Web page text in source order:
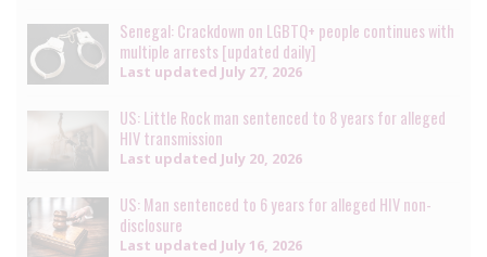
Senegal: Crackdown on LGBTQ+ people continues with
multiple arrests [updated daily]
Last updated July 27, 2026
US: Little Rock man sentenced to 8 years for alleged
HIV transmission
Last updated July 20, 2026
US: Man sentenced to 6 years for alleged HIV non-
disclosure
Last updated July 16, 2026